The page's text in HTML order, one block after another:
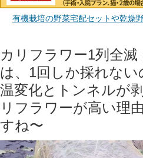
有機栽培の野菜宅配セットや乾燥
カリフラワー1列全
は、1回しか採れな
温変化とトンネルが
リフラワーが高い理
すね〜